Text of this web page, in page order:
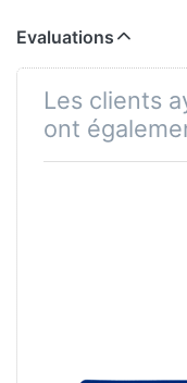
Evaluations
Les clients
ont